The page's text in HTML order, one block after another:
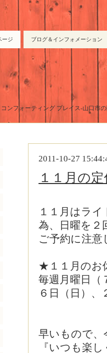
ージ ブログ＆インフォメーション
コンフォーティング プレイス-山口市
2011-10-27
１１月の
１１月はラ
為、日曜を２
ご予約に注
★１１月の
毎週月曜日（
６日（日）、
早いもので、
『いつも楽